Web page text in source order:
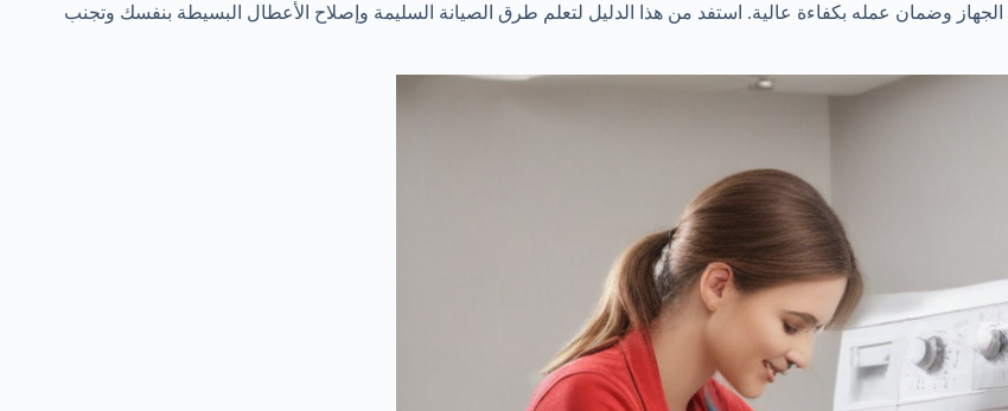
وضمان عمله بكفاءة عالية. استفد من هذا الدليل لتعلم طرق الصيانة السليمة وإصلاح الأعطال البسيطة بنفسك وتجنب